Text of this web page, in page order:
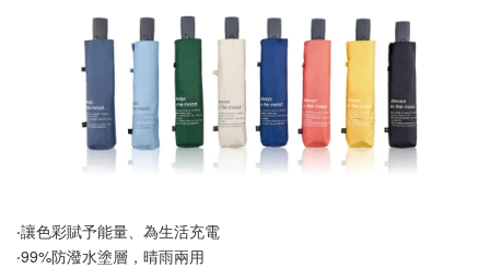
‧讓色彩賦予能量、為生活充電
‧99%防潑水塗層，晴雨兩用